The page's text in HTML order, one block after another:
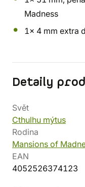
Madness
1x 4 mm extra
Detaily
Svět
Cthulhu mýtus
Rodina
Mansions of
EAN
4052526374123